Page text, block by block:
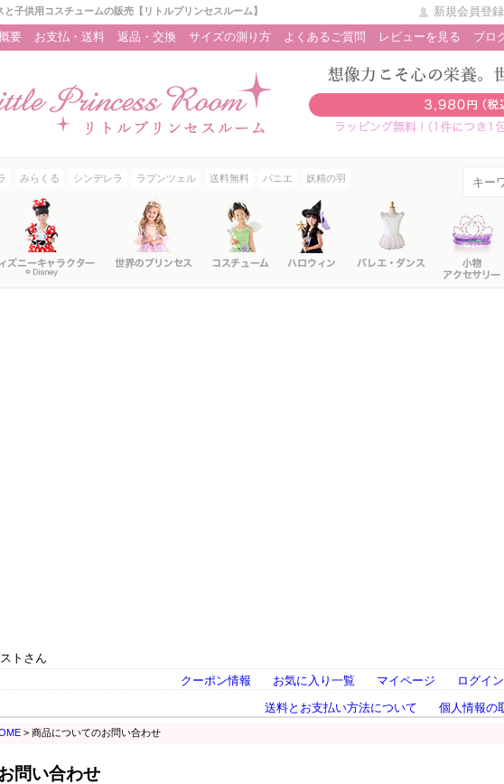
子供用コスチュームの販売【リトルプリンセスルーム】 新規会員登録
要 お支払・送料 返品・交換 サイズの測り方 よくあるご質問 レビューを見る ブロ
みらくる シンデレラ ラプンツェル 送料無料 パニエ 妖精の羽
トさん
クーポン情報
お気に入り一覧 マイページ ログイン
送料とお支払い方法について
個人情報の
> 商品についてのお問い合わせ
問い合わせ